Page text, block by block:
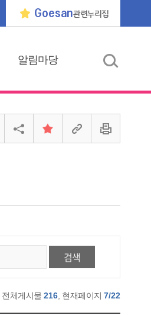
Goesan관련누리집
알림마당
검색
전체게시물 216 , 현재페이지 7/22